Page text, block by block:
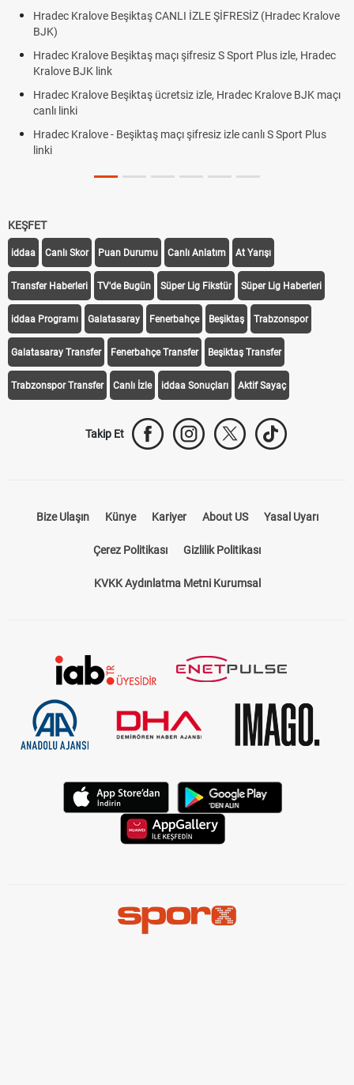
Hradec Kralove Beşiktaş CANLI İZLE ŞİFRESİZ (Hradec Kralove
BJK)
Hradec Kralove Beşiktaş maçı şifresiz S Sport Plus izle, Hradec
Kralove BJK link
Hradec Kralove Beşiktaş ücretsiz izle, Hradec Kralove BJK maçı
canlı linki
Hradec Kralove - Beşiktaş maçı şifresiz izle canlı S Sport Plus
linki
KEŞFET
iddaa Canlı Skor Puan Durumu Canlı Anlatım At Yarışı
Transfer Haberleri TV'de Bugün Süper Lig Fikstür Süper Lig Haberleri
iddaa Programı Galatasaray Fenerbahçe Beşiktaş Trabzonspor
Galatasaray Transfer Fenerbahçe Transfer Beşiktaş Transfer
Trabzonspor Transfer Canlı İzle iddaa Sonuçları Aktif Sayaç
Takip Et
Bize Ulaşın Künye Kariyer About US Yasal Uyarı
Çerez Politikası Gizlilik Politikası
KVKK Aydınlatma Metni Kurumsal